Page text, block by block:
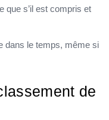
que s’il est compris et
dans le temps, même si
de